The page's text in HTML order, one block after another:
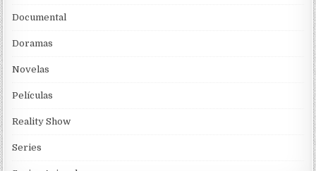
Documental
Doramas
Novelas
Películas
Reality Show
Series